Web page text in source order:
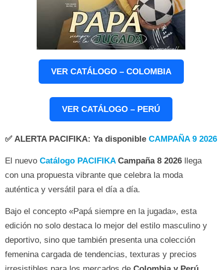
VER CATÁLOGO – COLOMBIA
VER CATÁLOGO – PERÚ
✅ ALERTA PACIFIKA: Ya disponible CAMPAÑA 9 2026
El nuevo Catálogo PACIFIKACampaña 8 2026 llega
con una propuesta vibrante que celebra la moda
auténtica y versátil para el día a día.
Bajo el concepto «Papá siempre en la jugada», esta
edición no solo destaca lo mejor del estilo masculino y
deportivo, sino que también presenta una colección
femenina cargada de tendencias, texturas y precios